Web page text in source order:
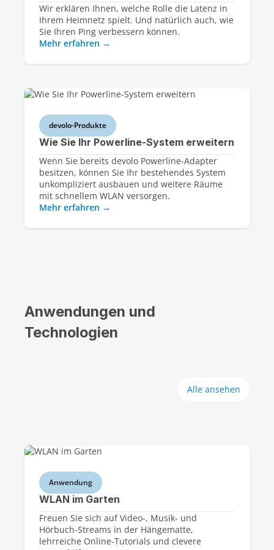
Wir erklären Ihnen, welche Rolle die Latenz in
Ihrem Heimnetz spielt. Und natürlich auch, wie
Sie Ihren Ping verbessern können.
Mehr erfahren
devolo-Produkte
Wie Sie Ihr Powerline-System erweitern
Wenn Sie bereits devolo Powerline-Adapter
besitzen, können Sie Ihr bestehendes System
unkompliziert ausbauen und weitere Räume
mit schnellem WLAN versorgen.
Mehr erfahren
Anwendungen und
Technologien
Alle ansehen
Anwendung
WLAN im Garten
Freuen Sie sich auf Video-, Musik- und
Hörbuch-Streams in der Hängematte,
lehrreiche Online-Tutorials und clevere